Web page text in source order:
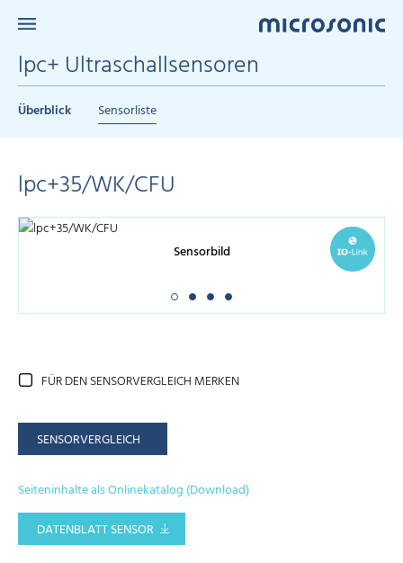
lpc+ Ultraschallsensoren
Überblick Sensorliste
lpc+35/WK/CFU
Sensorbild
FÜR DEN SENSORVERGLEICH MERKEN
SENSORVERGLEICH
Seiteninhalte als Onlinekatalog (Download)
DATENBLATT SENSOR